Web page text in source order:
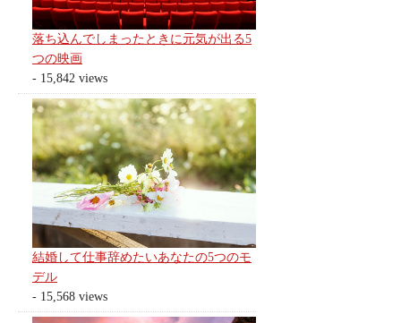
落ち込んでしまったときに元気が出る5
つの映画
- 15,842 views
結婚して仕事辞めたいあなたの5つのモ
デル
- 15,568 views